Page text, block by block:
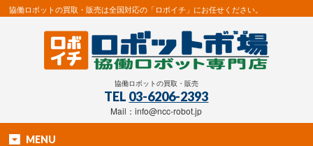
協働ロボットの買取・販売は全国対応の「ロボイチ」にお任せください。
協働ロボットの買取・販売
TEL 03-6206-2393
Mail：info@ncc-robot.jp
MENU